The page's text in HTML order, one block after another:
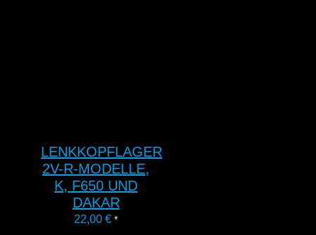
LENKKOPFLAGER
2V-R-MODELLE,
K, F650 UND
DAKAR
22,00 € *